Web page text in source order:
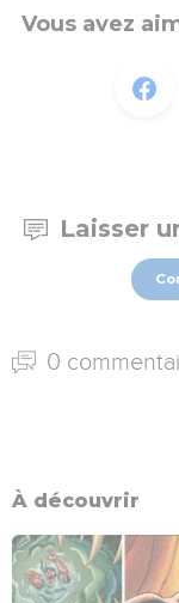
Vous avez
Laisser
0
À découvrir